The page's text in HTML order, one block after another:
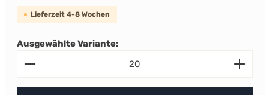
Lieferzeit 4-8 Wochen
Ausgewählte Variante:
Produkt Anzahl: Gib den gewünschten Wert ein